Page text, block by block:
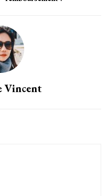
Vincent